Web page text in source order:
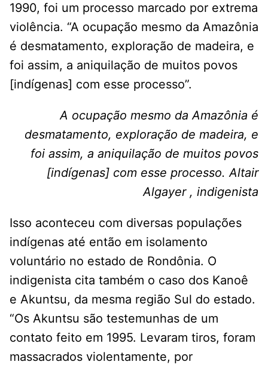
1990, foi um processo marcado por extrema
violência. “A ocupação mesmo da Amazônia
é desmatamento, exploração de madeira, e
foi assim, a aniquilação de muitos povos
[indígenas] com esse processo”.
A ocupação mesmo da Amazônia é
desmatamento, exploração de madeira, e
foi assim, a aniquilação de muitos povos
[indígenas] com esse processo. Altair
Algayer , indigenista
Isso aconteceu com diversas populações
indígenas até então em isolamento
voluntário no estado de Rondônia. O
indigenista cita também o caso dos Kanoê
e Akuntsu, da mesma região Sul do estado.
“Os Akuntsu são testemunhas de um
contato feito em 1995. Levaram tiros, foram
massacrados violentamente, por